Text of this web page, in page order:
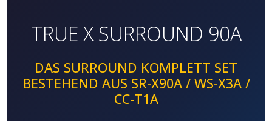
TRUE X SURROUND 90A
DAS SURROUND KOMPLETT SET
BESTEHEND AUS SR-X90A / WS-X3A /
CC-T1A